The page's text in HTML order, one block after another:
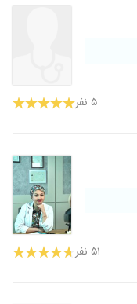
۵ نفر
۵۱ نفر